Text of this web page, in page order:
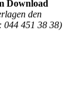
Download
den
044 451 38 38)